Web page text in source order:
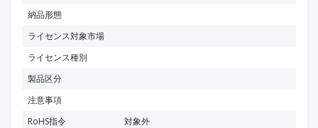
納品形態
ライセンス対象市場
ライセンス種別
製品区分
注意事項
RoHS指令
対象外